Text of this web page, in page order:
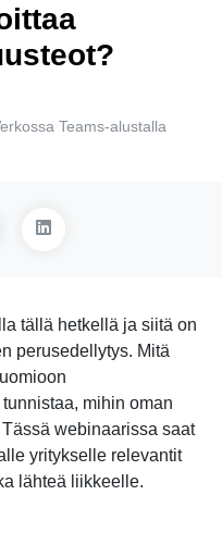
Teams-alustalla
tällä hetkellä ja siitä on
perusedellytys. Mitä
mihin oman
webinaarissa saat
yritykselle relevantit
lähteä liikkeelle.